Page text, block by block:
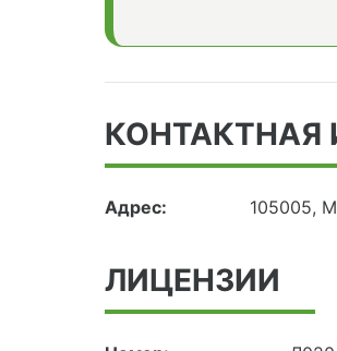
Адрес: 105005,
ЛИЦЕНЗИИ